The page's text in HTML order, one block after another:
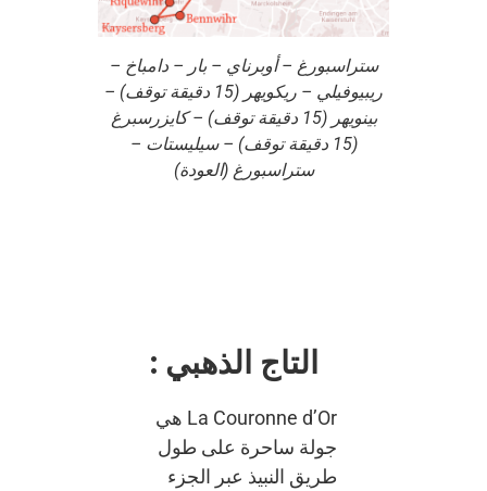
ستراسبورغ – أوبرناي – بار – دامباخ –
ريبيوفيلي – ريكويهر (15 دقيقة توقف) –
بينويهر (15 دقيقة توقف) – كايزرسبرغ
(15 دقيقة توقف) – سيليستات –
ستراسبورغ (العودة)
التاج الذهبي :
La Couronne d’Or هي
جولة ساحرة على طول
طريق النبيذ عبر الجزء